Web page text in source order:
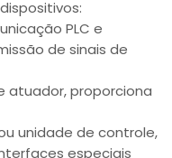
PLC e
de sinais de
atuador, proporciona
unidade de controle,
especiais